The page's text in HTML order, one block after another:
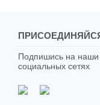
Подпишись на наши
социальных сетях